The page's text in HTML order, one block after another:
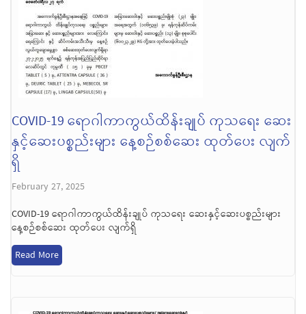
COVID-19 ရောဂါကာကွယ်ထိန်းချုပ် ကုသရေး ဆေး
နှင့်ဆေးပစ္စည်းများ နေ့စဉ်စစ်ဆေး ထုတ်ပေး လျက်
ရှိ
February 27, 2025
COVID-19 ရောဂါကာကွယ်ထိန်းချုပ် ကုသရေး ဆေးနှင့်ဆေးပစ္စည်းများ
နေ့စဉ်စစ်ဆေး ထုတ်ပေး လျက်ရှိ
Read More